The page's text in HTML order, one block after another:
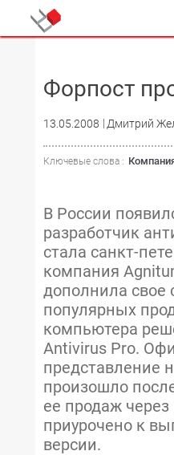
Форпост
13.05.2008 Дмитрий
Ключевые слова :
В России
разработчик
стала санкт-
компания
дополнила свое
популярных
компьютера
Antivirus Pro.
представление
произошло
ее продаж через
приурочено к
версии.